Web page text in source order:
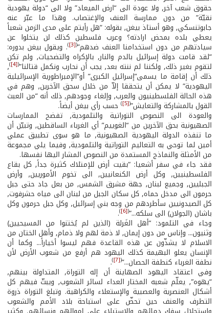
حقوق شعب آخر, ولا عودة الى “ارض الميعاد” ولا الى “دولة يهودية
نقيّة” من دون ممارسة العنف والإغتصاب. وهذا ما عبّر عنه
جابوتنسكي, وهو أستاذ بيغن, بقوله: “هل رأيتم على مدى الزمن شعباً
يعطي بلده بمحض ارادته؟ وعرب فلسطين كذلك لن يتخلوا عن
سيادتهم من دون استخدامنا العنف ضدهم”(
[3]
). ويقول بيغن بدوره:
“لقد قامت دولة إسرائيل بالدم والنار, بالإكراه والتضحيات, ولم تكن
لتقوم بغير ذلك, ولكننا لم ننته بعد, يجب أن نحارب ونكمل قتالنا”(
[4]
)
,
ذلك أن إقامة ما يسمى”إسرائيل الكبرى” أو”الإمبراطورية الإسرائيلية
اليهودية” لا يمكن أن يتحققا إلاّ من خلال سحق الآخرين, وهم في
هذه الحالة الفلسطينيون والعرب, وإلغاء وجودهم, ذلك أنه “من العبث
القول بالمشاركة والتعايش”(
[5]
) حسب رأي بيغن أيضاً.
والعودة الى النصوص التوراتية والتلمودية, تفضح الممارسات
الصهيونية بحق الآخرين من “الغوييم” أي الغرباء الساقطين, وتبيّن أن
ما تنفذه الدولة اليهودية الصهيونية, ما هو سوى تطبيق عملي
أمين لما توحي به التعاليم التوراتية والتلمودية, وفيما يلي مجموعة
من الأمثلة والنماذج المستمدة من النصوص المشار اليها نفسها.
فقد جاء في سفر أشعيا: “بقيت أرض للإمتلاك كثيرة جداً, كل بقاع
الفلسطينيين, وكل أرض الكنعانيين, الى تخوم الأموريين, وأرض
الجبليين, وجميع لبنان, جهة مشرق الشمس, من بعل جاد حتى جبل
حرمون الى مدخل حماه, كل سكان الجبل من لبنان الى مياه حشرفوت,
كل الصيدونيين سأطردهم من وجه بني إسرائيل, وكل جبل حرمون وكل
باشان (الجولان) الى سلكه...”(
[6]
)
.
وجاء في التلمود: “أهل الغَرلة (الذين لم يُختنوا من المسيحيين)
وثنيون... وإناس من دون إيمان, لا ذمة لهم ولا ذمام, وأهل الختان من
الاسلام لا يشذّون عن هذه القاعدة فهم ليسوا أخياراً... وكما أن
الإنسان يعلو البهيمة كذلك اليهود هم أرفع من شعوب الأرض لأن
نطفة الغرباء كنطفة الحصان...”(
[7]
)
.
وفي اعتقاد اليهود الصهاينة أن إله التوراة, المتداولة بينهم,
“يهوه”, يعلّم شعبه المختار العداء لسائر الشعوب, ويبثّ فيهم كل
أشكال العنصرية والعصبية والإستعلاء والكراهية. وتبلغ التوراة ذروة
التطرف والعنف حين تحضّ على استباحة بلاد الأمم والشعوب